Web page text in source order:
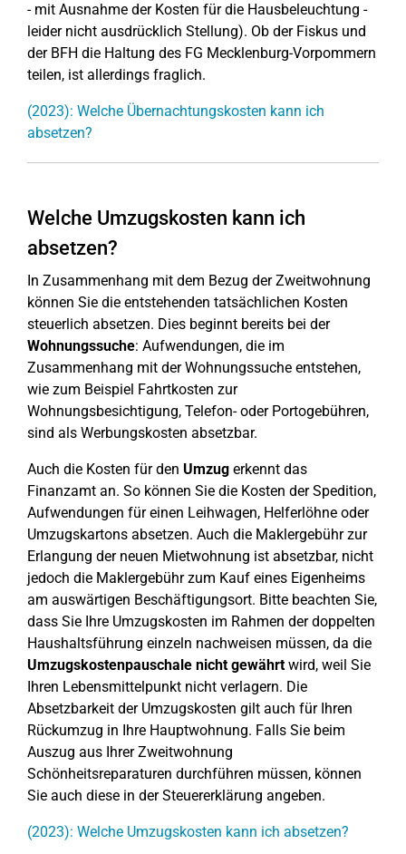
- mit Ausnahme der Kosten für die Hausbeleuchtung -
leider nicht ausdrücklich Stellung). Ob der Fiskus und
der BFH die Haltung des FG Mecklenburg-Vorpommern
teilen, ist allerdings fraglich.
(2023): Welche Übernachtungskosten kann ich
absetzen?
Welche Umzugskosten kann ich
absetzen?
In Zusammenhang mit dem Bezug der Zweitwohnung
können Sie die entstehenden tatsächlichen Kosten
steuerlich absetzen. Dies beginnt bereits bei der
Wohnungssuche: Aufwendungen, die im
Zusammenhang mit der Wohnungssuche entstehen,
wie zum Beispiel Fahrtkosten zur
Wohnungsbesichtigung, Telefon- oder Portogebühren,
sind als Werbungskosten absetzbar.
Auch die Kosten für den Umzug erkennt das
Finanzamt an. So können Sie die Kosten der Spedition,
Aufwendungen für einen Leihwagen, Helferlöhne oder
Umzugskartons absetzen. Auch die Maklergebühr zur
Erlangung der neuen Mietwohnung ist absetzbar, nicht
jedoch die Maklergebühr zum Kauf eines Eigenheims
am auswärtigen Beschäftigungsort. Bitte beachten Sie,
dass Sie Ihre Umzugskosten im Rahmen der doppelten
Haushaltsführung einzeln nachweisen müssen, da die
Umzugskostenpauschale nicht gewährtwird, weil Sie
Ihren Lebensmittelpunkt nicht verlagern. Die
Absetzbarkeit der Umzugskosten gilt auch für Ihren
Rückumzug in Ihre Hauptwohnung. Falls Sie beim
Auszug aus Ihrer Zweitwohnung
Schönheitsreparaturen durchführen müssen, können
Sie auch diese in der Steuererklärung angeben.
(2023): Welche Umzugskosten kann ich absetzen?